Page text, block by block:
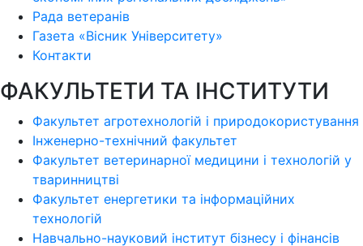
Рада ветеранів
Газета «Вісник Університету»
Контакти
ФАКУЛЬТЕТИ ТА ІНСТИТУТИ
Факультет агротехнологій і природокористування
Інженерно-технічний факультет
Факультет ветеринарної медицини і технологій у
тваринництві
Факультет енергетики та інформаційних
технологій
Навчально-науковий інститут бізнесу і фінансів